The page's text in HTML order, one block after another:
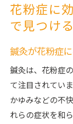
沼田市
群馬県沼田
歩
沼田市
花粉症
効果を
花粉症に
で見つけ
鍼灸が花粉症
鍼灸は、花粉症
て注目されてい
かゆみなどの不
れらの症状を和